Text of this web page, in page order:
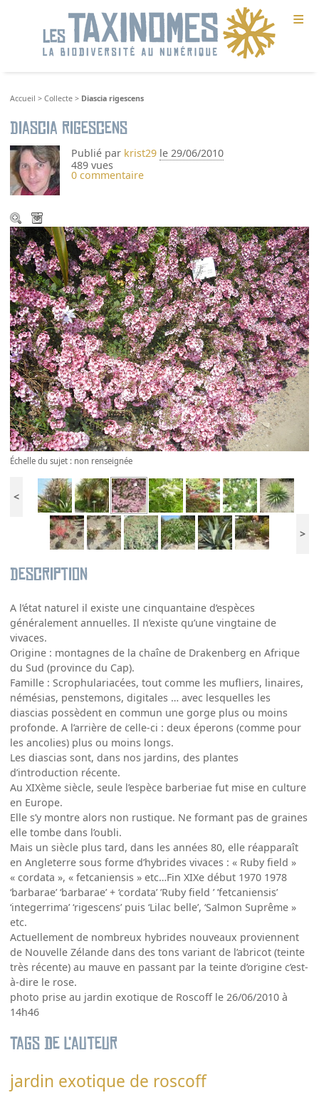
≡
Accueil >Collecte > Diascia rigescens
Diascia rigescens
Publié par krist29 le 29/06/2010
489 vues
0 commentaire
Échelle du sujet : non renseignée
<
>
Description
A l’état naturel il existe une cinquantaine d’espèces
généralement annuelles. Il n’existe qu’une vingtaine de
vivaces.
Origine : montagnes de la chaîne de Drakenberg en Afrique
du Sud (province du Cap).
Famille : Scrophulariacées, tout comme les mufliers, linaires,
némésias, penstemons, digitales … avec lesquelles les
diascias possèdent en commun une gorge plus ou moins
profonde. A l’arrière de celle-ci : deux éperons (comme pour
les ancolies) plus ou moins longs.
Les diascias sont, dans nos jardins, des plantes
d’introduction récente.
Au XIXème siècle, seule l’espèce barberiae fut mise en culture
en Europe.
Elle s’y montre alors non rustique. Ne formant pas de graines
elle tombe dans l’oubli.
Mais un siècle plus tard, dans les années 80, elle réapparaît
en Angleterre sous forme d’hybrides vivaces : « Ruby field »
« cordata », « fetcaniensis » etc…Fin XIXe début 1970 1978
‘barbarae’ ‘barbarae’ + ‘cordata’ ’Ruby field ’ ’fetcaniensis’
‘integerrima’ ‘rigescens’ puis ‘Lilac belle’, ‘Salmon Suprême »
etc.
Actuellement de nombreux hybrides nouveaux proviennent
de Nouvelle Zélande dans des tons variant de l’abricot (teinte
très récente) au mauve en passant par la teinte d’origine c’est-
à-dire le rose.
photo prise au jardin exotique de Roscoff le 26/06/2010 à
14h46
Tags de l’auteur
jardin exotique de roscoff